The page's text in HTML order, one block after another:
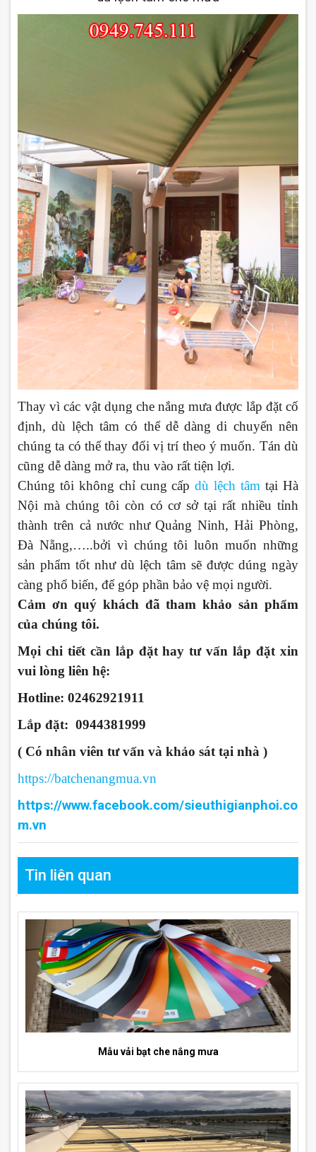
Thay vì các vật dụng che nắng mưa được lắp đặt cố
định, dù lệch tâm có thể dễ dàng di chuyển nên
chúng ta có thể thay đổi vị trí theo ý muốn. Tán dù
cũng dễ dàng mở ra, thu vào rất tiện lợi.
Chúng tôi không chỉ cung cấpdù lệch tâm tại Hà
Nội mà chúng tôi còn có cơ sở tại rất nhiều tỉnh
thành trên cả nước như Quảng Ninh, Hải Phòng,
Đà Nẵng,…..bởi vì chúng tôi luôn muốn những
sản phẩm tốt như dù lệch tâm sẽ được dúng ngày
càng phổ biến, để góp phần bảo vệ mọi người.
Cảm ơn quý khách đã tham khảo sản phẩm
của chúng tôi.
Mọi chi tiết cần lắp đặt hay tư vấn lắp đặt xin
vui lòng liên hệ:
Hotline: 02462921911
Lắp đặt: 0944381999
( Có nhân viên tư vấn và khảo sát tại nhà )
https://batchenangmua.vn
https://www.facebook.com/sieuthigianphoi.co
m.vn
Tin liên quan
Mẫu vải bạt che nắng mưa